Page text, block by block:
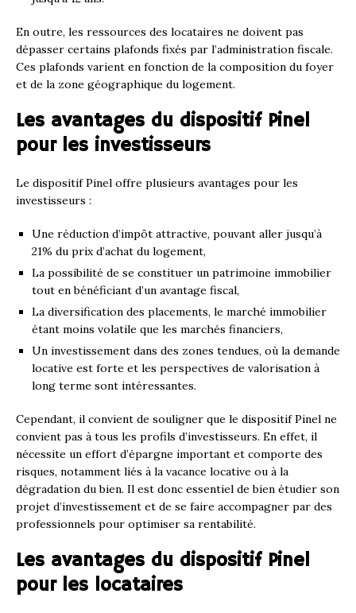
En outre, les ressources des locataires ne doivent pas
dépasser certains plafonds fixés par l’administration fiscale.
Ces plafonds varient en fonction de la composition du foyer
et de la zone géographique du logement.
Les avantages du dispositif Pinel
pour les investisseurs
Le dispositif Pinel offre plusieurs avantages pour les
investisseurs :
Une réduction d’impôt attractive, pouvant aller jusqu’à
21% du prix d’achat du logement,
La possibilité de se constituer un patrimoine immobilier
tout en bénéficiant d’un avantage fiscal,
La diversification des placements, le marché immobilier
étant moins volatile que les marchés financiers,
Un investissement dans des zones tendues, où la demande
locative est forte et les perspectives de valorisation à
long terme sont intéressantes.
Cependant, il convient de souligner que le dispositif Pinel ne
convient pas à tous les profils d’investisseurs. En effet, il
nécessite un effort d’épargne important et comporte des
risques, notamment liés à la vacance locative ou à la
dégradation du bien. Il est donc essentiel de bien étudier son
projet d’investissement et de se faire accompagner par des
professionnels pour optimiser sa rentabilité.
Les avantages du dispositif Pinel
pour les locataires